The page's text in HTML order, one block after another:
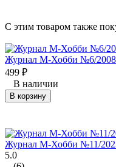
C этим товаром также
Журнал М-Хобби №6/2008
499 ₽
В наличии
В корзину
Журнал М-Хобби №11/
5.0